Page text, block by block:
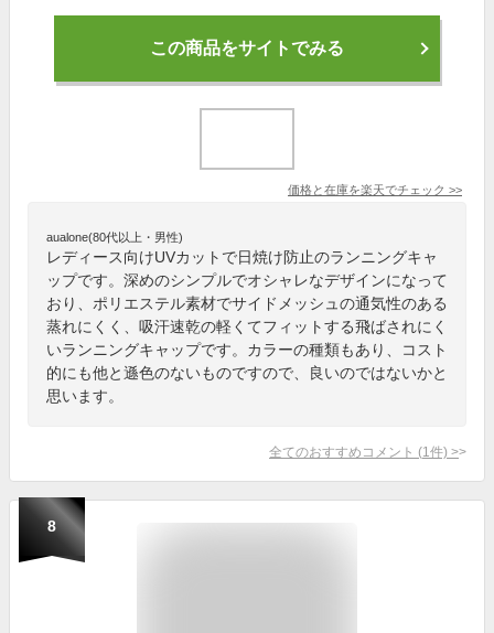
この商品をサイトでみる
価格と在庫を楽天でチェック >>
aualone(80代以上・男性)
レディース向けUVカットで日焼け防止のランニングキャ
ップです。深めのシンプルでオシャレなデザインになって
おり、ポリエステル素材でサイドメッシュの通気性のある
蒸れにくく、吸汗速乾の軽くてフィットする飛ばされにく
いランニングキャップです。カラーの種類もあり、コスト
的にも他と遜色のないものですので、良いのではないかと
思います。
全てのおすすめコメント (1 件) >
8